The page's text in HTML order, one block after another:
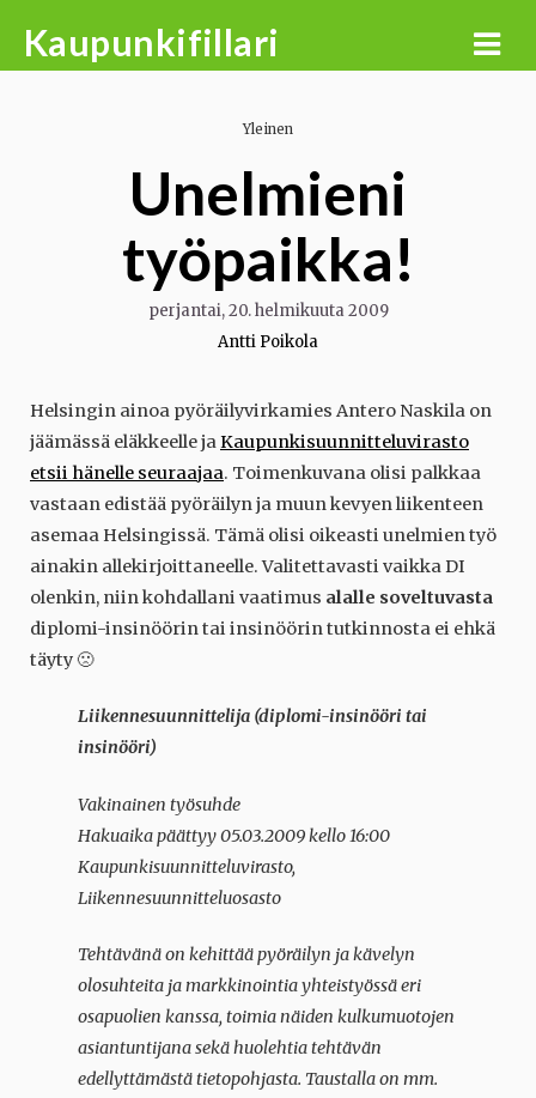
Kaupunkifillari
Yleinen
Unelmieni
työpaikka!
perjantai, 20. helmikuuta 2009
Antti Poikola
Helsingin ainoa pyöräilyvirkamies Antero Naskila on
jäämässä eläkkeelle jaKaupunkisuunnitteluvirasto
etsii hänelle seuraajaa. Toimenkuvana olisi palkkaa
vastaan edistää pyöräilyn ja muun kevyen liikenteen
asemaa Helsingissä. Tämä olisi oikeasti unelmien työ
ainakin allekirjoittaneelle. Valitettavasti vaikka DI
olenkin, niin kohdallani vaatimus alalle soveltuvasta
diplomi-insinöörin tai insinöörin tutkinnosta ei ehkä
täyty 🙁
Liikennesuunnittelija (diplomi-insinööri tai
insinööri)
Vakinainen työsuhde
Hakuaika päättyy 05.03.2009 kello 16:00
Kaupunkisuunnitteluvirasto,
Liikennesuunnitteluosasto
Tehtävänä on kehittää pyöräilyn ja kävelyn
olosuhteita ja markkinointia yhteistyössä eri
osapuolien kanssa, toimia näiden kulkumuotojen
asiantuntijana sekä huolehtia tehtävän
edellyttämästä tietopohjasta. Taustalla on mm.